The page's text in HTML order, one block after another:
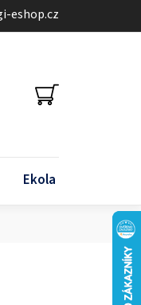
eshop.cz
NÁKUPNÍ
KOŠÍK
Ekola